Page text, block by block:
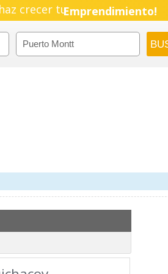
crecer tuPyme!
Emprendimiento!